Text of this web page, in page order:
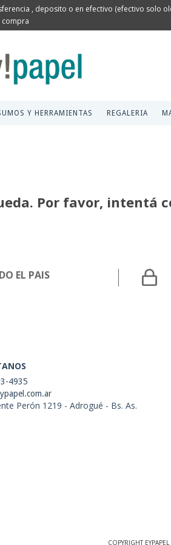
, deposito o en efectivo (efectivo solo
compra
Y HERRAMIENTAS REGALERIA
Por favor, intentá
EL PAIS
4935
Perón 1219 - Adrogué - Bs. As.
COPYRIGHT